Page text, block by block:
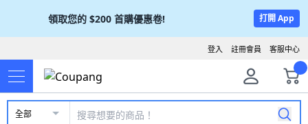
領取您的 $200 首購優惠卷! 打開 App
客服中心
註冊會員
登入
全部